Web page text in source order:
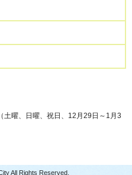
曜、日曜、祝日、12月29日～1月3
All Rights Reserved.